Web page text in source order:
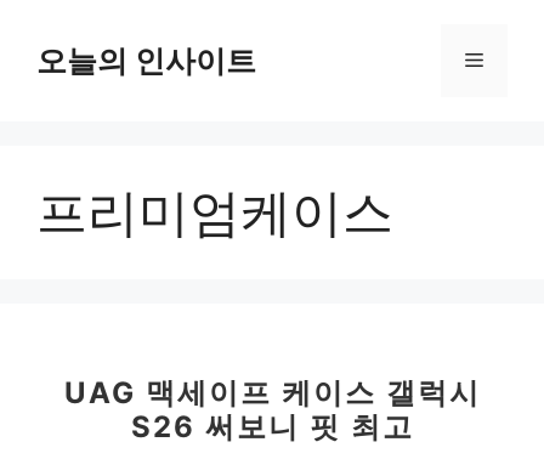
오늘의 인사이트 메
프리미엄케이스
UAG 맥세이프 케이스 갤럭시
S26 써보니 핏 최고